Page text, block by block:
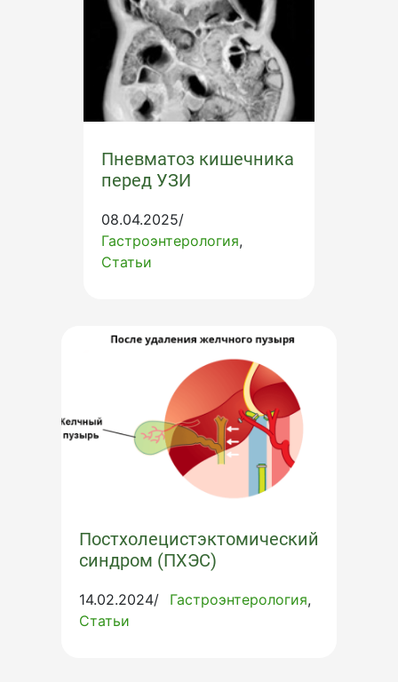
Пневматоз кишечника
перед УЗИ
08.04.2025/
Гастроэнтерология
Статьи
Постхолецистэктомический
синдром (ПХЭС)
14.02.2024/
Гастроэнтерология
Статьи